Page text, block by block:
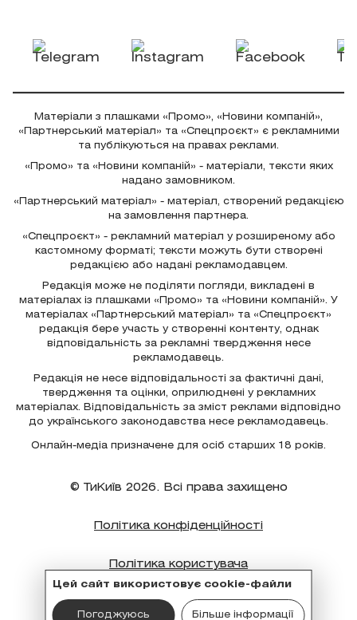
Цей сайт використовує cookie-файли
Погоджуюсь Більше інформації
Матеріали з плашками «Промо», «Новини компаній»,
«Партнерський матеріал» та «Спецпроєкт» є рекламними
та публікуються на правах реклами.
«Промо» та «Новини компаній» - матеріали, тексти яких
надано замовником.
«Партнерський матеріал» - матеріал, створений редакцією
на замовлення партнера.
«Спецпроєкт» - рекламний матеріал у розширеному або
кастомному форматі; тексти можуть бути створені
редакцією або надані рекламодавцем.
Редакція може не поділяти погляди, викладені в
матеріалах із плашками «Промо» та «Новини компаній». У
матеріалах «Партнерський матеріал» та «Спецпроєкт»
редакція бере участь у створенні контенту, однак
відповідальність за рекламні твердження несе
рекламодавець.
Редакція не несе відповідальності за фактичні дані,
твердження та оцінки, оприлюднені у рекламних
матеріалах. Відповідальність за зміст реклами відповідно
до українського законодавства несе рекламодавець.
Онлайн-медіа призначене для осіб старших 18 років.
© ТиКиїв 2026. Всі права захищено
Політика конфіденційності
Політика користувача
Політика cookie